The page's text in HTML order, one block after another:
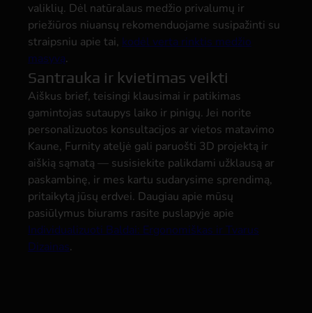
valiklių. Dėl natūralaus medžio privalumų ir
priežiūros niuansų rekomenduojame susipažinti su
straipsniu apie tai, kodėl verta rinktis medžio
masyvą.
Santrauka ir kvietimas veikti
Aiškus brief, teisingi klausimai ir patikimas
gamintojas sutaupys laiko ir pinigų. Jei norite
personalizuotos konsultacijos ar vietos matavimo
Kaune, Furnity ateljė gali paruošti 3D projektą ir
aiškią sąmatą — susisiekite palikdami užklausą ar
paskambinę, ir mes kartu sudarysime sprendimą,
pritaikytą jūsų erdvei. Daugiau apie mūsų
pasiūlymus biurams rasite puslapyje apie
Individualizuoti Baldai: Ergonomiškas ir Tvarus
Dizainas.